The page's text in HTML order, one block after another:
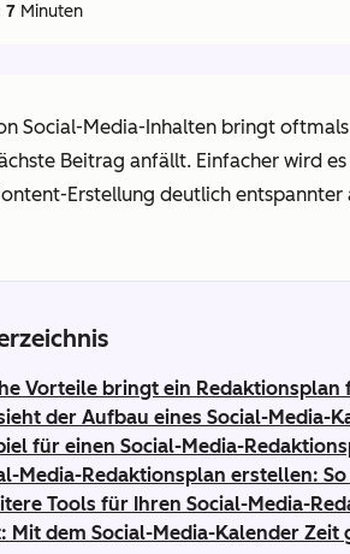
7 Minuten
Social-Media-Inhalten bringt
Beitrag anfällt. Einfacher wird
Erstellung deutlich
Vorteile bringt ein Redaktionsplan
der Aufbau eines Social-Media-
für einen Social-Media-
Media-Redaktionsplan erstellen:
Tools für Ihren Social-Media-
Mit dem Social-Media-Kalender